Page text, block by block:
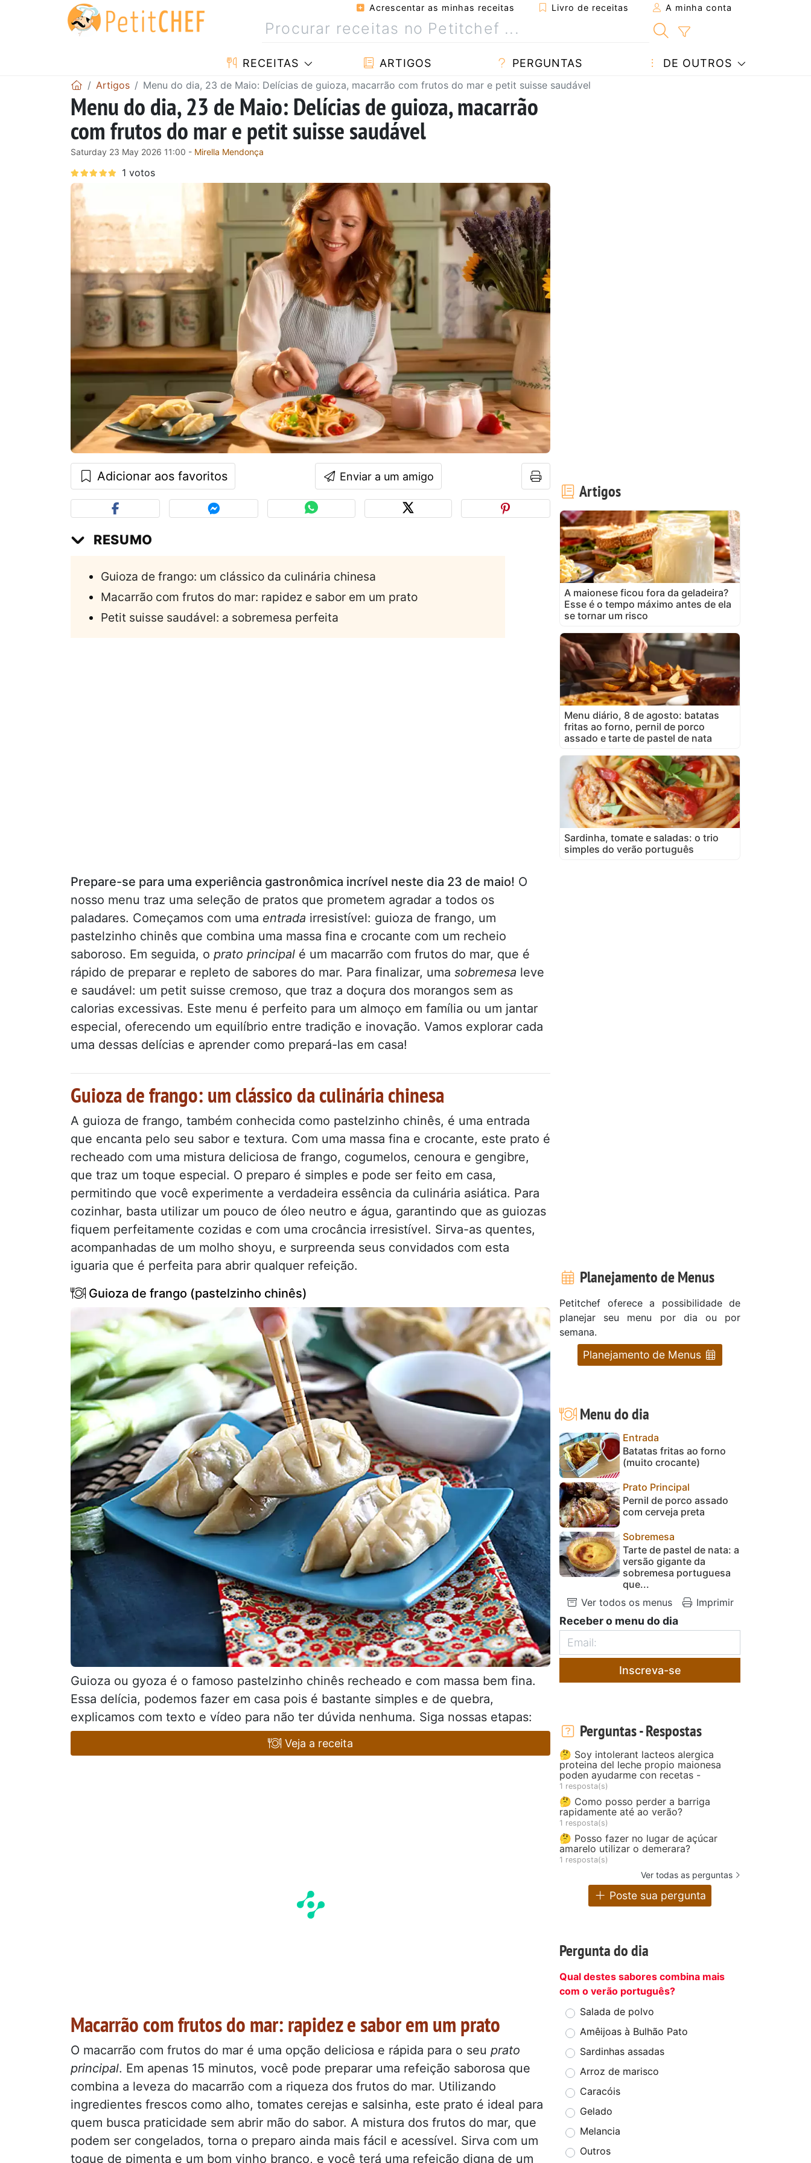
Acrescentar as minhas receitas Livro de receitas A minha conta
RECEITAS ARTIGOS PERGUNTAS DE OUTROS
Artigos Menu do dia, 23 de Maio: Delícias de guioza, macarrão com frutos do mar e petit suisse saudável
Menu do dia, 23 de Maio: Delícias de guioza, macarrão
com frutos do mar e petit suisse saudável
Saturday 23 May 2026 11:00 - Mirella Mendonça
Adicionar aos favoritos Enviar a um amigo
RESUMO
Guioza de frango: um clássico da culinária chinesa
Macarrão com frutos do mar: rapidez e sabor em um prato
Petit suisse saudável: a sobremesa perfeita
Prepare-se para uma experiência gastronômica incrível neste dia 23 de maio! O
nosso menu traz uma seleção de pratos que prometem agradar a todos os
paladares. Começamos com uma entrada irresistível: guioza de frango, um
pastelzinho chinês que combina uma massa fina e crocante com um recheio
saboroso. Em seguida, o prato principal é um macarrão com frutos do mar, que é
rápido de preparar e repleto de sabores do mar. Para finalizar, uma sobremesa leve
e saudável: um petit suisse cremoso, que traz a doçura dos morangos sem as
calorias excessivas. Este menu é perfeito para um almoço em família ou um jantar
especial, oferecendo um equilíbrio entre tradição e inovação. Vamos explorar cada
uma dessas delícias e aprender como prepará-las em casa!
Guioza de frango: um clássico da culinária chinesa
A guioza de frango, também conhecida como pastelzinho chinês, é uma entrada
que encanta pelo seu sabor e textura. Com uma massa fina e crocante, este prato é
recheado com uma mistura deliciosa de frango, cogumelos, cenoura e gengibre,
que traz um toque especial. O preparo é simples e pode ser feito em casa,
permitindo que você experimente a verdadeira essência da culinária asiática. Para
cozinhar, basta utilizar um pouco de óleo neutro e água, garantindo que as guiozas
fiquem perfeitamente cozidas e com uma crocância irresistível. Sirva-as quentes,
acompanhadas de um molho shoyu, e surpreenda seus convidados com esta
iguaria que é perfeita para abrir qualquer refeição.
Guioza de frango (pastelzinho chinês)
Guioza ou gyoza é o famoso pastelzinho chinês recheado e com massa bem fina.
Essa delícia, podemos fazer em casa pois é bastante simples e de quebra,
explicamos com texto e vídeo para não ter dúvida nenhuma. Siga nossas etapas:
Veja a receita
Macarrão com frutos do mar: rapidez e sabor em um prato
O macarrão com frutos do mar é uma opção deliciosa e rápida para o seu prato
principal. Em apenas 15 minutos, você pode preparar uma refeição saborosa que
combina a leveza do macarrão com a riqueza dos frutos do mar. Utilizando
ingredientes frescos como alho, tomates cerejas e salsinha, este prato é ideal para
quem busca praticidade sem abrir mão do sabor. A mistura dos frutos do mar, que
podem ser congelados, torna o preparo ainda mais fácil e acessível. Sirva com um
toque de pimenta e um bom vinho branco, e você terá uma refeição digna de um
Artigos
A maionese ficou fora da geladeira?
Esse é o tempo máximo antes de ela
se tornar um risco
Menu diário, 8 de agosto: batatas
fritas ao forno, pernil de porco
assado e tarte de pastel de nata
Sardinha, tomate e saladas: o trio
simples do verão português
Planejamento de Menus
Petitchef oferece a possibilidade de
planejar seu menu por dia ou por
semana.
Planejamento de Menus
Menu do dia
Entrada
Batatas fritas ao forno
(muito crocante)
Prato Principal
Pernil de porco assado
com cerveja preta
Sobremesa
Tarte de pastel de nata: a
versão gigante da
sobremesa portuguesa
que...
Ver todos os menus
Imprimir
Receber o menu do dia
Inscreva-se
Perguntas - Respostas
🤔 Soy intolerant lacteos alergica
proteina del leche propio maionesa
poden ayudarme con recetas -
1 resposta(s)
🤔 Como posso perder a barriga
rapidamente até ao verão?
1 resposta(s)
🤔 Posso fazer no lugar de açúcar
amarelo utilizar o demerara?
1 resposta(s)
Ver todas as perguntas
Poste sua pergunta
Pergunta do dia
Qual destes sabores combina mais
com o verão português?
Salada de polvo
Amêijoas à Bulhão Pato
Sardinhas assadas
Arroz de marisco
Caracóis
Gelado
Melancia
Outros